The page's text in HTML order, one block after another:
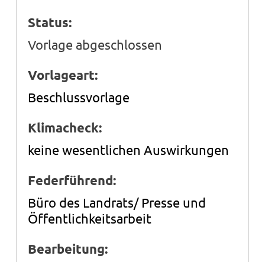
Status:
Vorlage abgeschlossen
Vorlageart:
Beschlussvorlage
Klimacheck:
keine wesentlichen Auswirkungen
Federführend:
Büro des Landrats/ Presse und
Öffentlichkeitsarbeit
Bearbeitung: